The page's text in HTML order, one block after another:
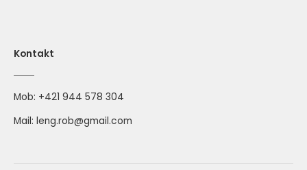
Kontakt
Mob: +421 944 578 304
Mail: leng.rob@gmail.com